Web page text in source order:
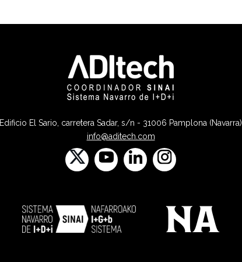
Edificio El Sario, carretera Sadar, s/n - 31006 Pamplona (Navarra)
info@aditech.com